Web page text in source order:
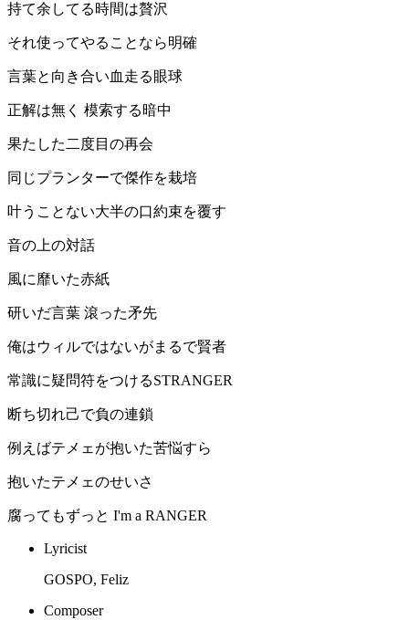
持て余してる時間は贅沢
それ使ってやることなら明確
言葉と向き合い血走る眼球
正解は無く 模索する暗中
果たした二度目の再会
同じプランターで傑作を栽培
叶うことない大半の口約束を覆す
音の上の対話
風に靡いた赤紙
研いだ言葉 滾った矛先
俺はウィルではないがまるで賢者
常識に疑問符をつけるSTRANGER
断ち切れ己で負の連鎖
例えばテメェが抱いた苦悩すら
抱いたテメェのせいさ
腐ってもずっと I'm a RANGER
Lyricist
GOSPO, Feliz
Composer